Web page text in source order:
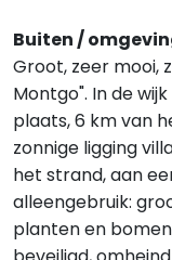
Buiten /
Groot, zeer mooi,
Montgo". In de
plaats, 6 km van
zonnige ligging
het strand, aan
alleengebruik:
planten en